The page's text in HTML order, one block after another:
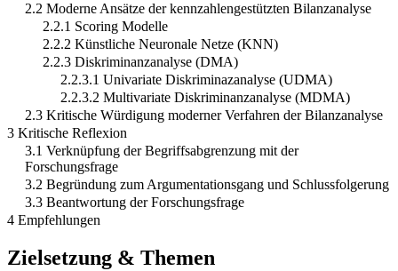
2.2 Moderne Ansätze der kennzahlengestützten Bilanzanalyse
2.2.1 Scoring Modelle
2.2.2 Künstliche Neuronale Netze (KNN)
2.2.3 Diskriminanzanalyse (DMA)
2.2.3.1 Univariate Diskriminazanalyse (UDMA)
2.2.3.2 Multivariate Diskriminanzanalyse (MDMA)
2.3 Kritische Würdigung moderner Verfahren der Bilanzanalyse
3 Kritische Reflexion
3.1 Verknüpfung der Begriffsabgrenzung mit der
Forschungsfrage
3.2 Begründung zum Argumentationsgang und Schlussfolgerung
3.3 Beantwortung der Forschungsfrage
4 Empfehlungen
Zielsetzung & Themen